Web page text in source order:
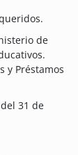
de
y Préstamos
31 de